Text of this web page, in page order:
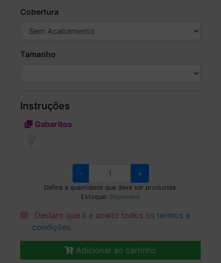
Cobertura
Tamanho
Instruções
Gabaritos
- +
Defina a quantidade que deve ser produzida.
Estoque: Disponível
Declaro que li e aceito todos ostermos e
condições.
Adicionar ao carrinho